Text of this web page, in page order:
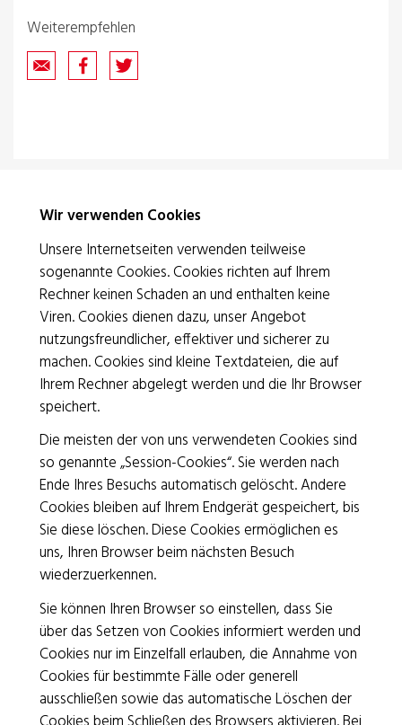
Weiterempfehlen
Rotes Kreuz Basel
Bruderholzstrasse 20 | 4053 Basel
T 061 319 56 56|info@srk-basel.ch
IBAN CH69 0900 0000 1533 0527 0
Spenden
Kontakt / Öffnungszeiten
Impressum/Datenschutz
Freiwilligeneinsätze/Jobs
Das SRK Basel ist ZEWO-zertifiziert.
Wir verwenden Cookies
Unsere Internetseiten verwenden teilweise
sogenannte Cookies. Cookies richten auf Ihrem
Rechner keinen Schaden an und enthalten keine
Viren. Cookies dienen dazu, unser Angebot
nutzungsfreundlicher, effektiver und sicherer zu
machen. Cookies sind kleine Textdateien, die auf
Ihrem Rechner abgelegt werden und die Ihr Browser
speichert.
Die meisten der von uns verwendeten Cookies sind
so genannte „Session-Cookies“. Sie werden nach
Ende Ihres Besuchs automatisch gelöscht. Andere
Cookies bleiben auf Ihrem Endgerät gespeichert, bis
Sie diese löschen. Diese Cookies ermöglichen es
uns, Ihren Browser beim nächsten Besuch
wiederzuerkennen.
Sie können Ihren Browser so einstellen, dass Sie
über das Setzen von Cookies informiert werden und
Cookies nur im Einzelfall erlauben, die Annahme von
Cookies für bestimmte Fälle oder generell
ausschließen sowie das automatische Löschen der